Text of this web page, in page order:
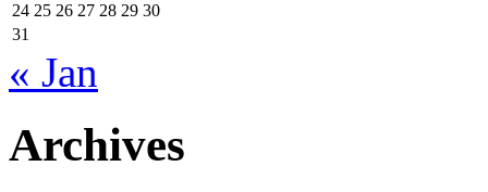
24 25 26 27 28 29 30
31
« Jan
Archives